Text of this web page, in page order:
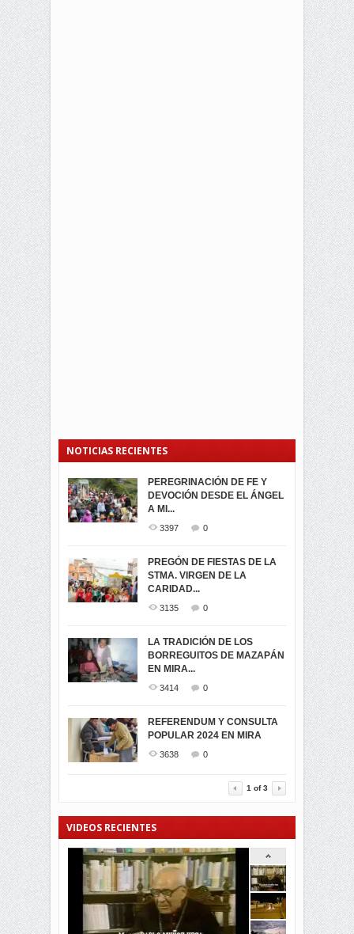
NOTICIAS RECIENTES
PEREGRINACIÓN DE FE Y
DEVOCIÓN DESDE EL ÁNGEL
A MI...
3397 0
PREGÓN DE FIESTAS DE LA
STMA. VIRGEN DE LA
CARIDAD...
3135 0
LA TRADICIÓN DE LOS
BORREGUITOS DE MAZAPÁN
EN MIRA...
3414 0
REFERENDUM Y CONSULTA
POPULAR 2024 EN MIRA
3638 0
PROCESIÓN DE LA VIRGEN
DE LA CARIDAD 2024
3062
-ENCENDIDO DEL ARBOL DE
...
MIRA
3441
TRIUNFO DE...
SEGUNDA VUELTA
ELECCIONES
PRESIDENCIALES 2023 EN
M...
ELECCION CRUCIAL:
SEGUNDA VUELTA
PRESIDENCIAL EL 1...
VIRTUALES ASAMBLEISTAS
POR LA PROVINCIA DEL
CARCHI...
MIRA.EC FUE
GALARDONADA
1 of3
VIDEOS RECIENTES